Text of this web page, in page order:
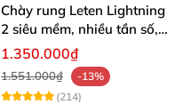
Chày rung Leten Lightning
2 siêu mềm, nhiều tần số,
phát nhiệt kích thích
1.350.000₫
1.551.000₫
-13%
(214)